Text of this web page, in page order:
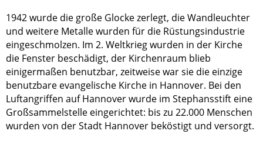
1942 wurde die große Glocke zerlegt, die Wandleuchter
und weitere Metalle wurden für die Rüstungsindustrie
eingeschmolzen. Im 2. Weltkrieg wurden in der Kirche
die Fenster beschädigt, der Kirchenraum blieb
einigermaßen benutzbar, zeitweise war sie die einzige
benutzbare evangelische Kirche in Hannover. Bei den
Luftangriffen auf Hannover wurde im Stephansstift eine
Großsammelstelle eingerichtet: bis zu 22.000 Menschen
wurden von der Stadt Hannover beköstigt und versorgt.